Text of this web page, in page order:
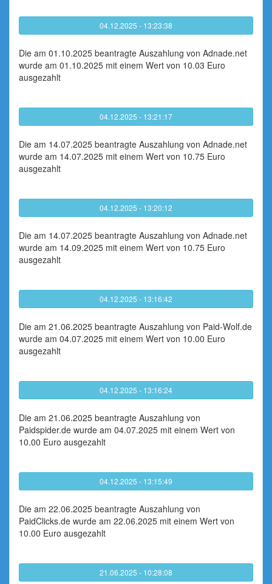
04.12.2025 - 13:23:38
Die am 01.10.2025 beantragte Auszahlung von Adnade.net
wurde am 01.10.2025 mit einem Wert von 10.03 Euro
ausgezahlt
04.12.2025 - 13:21:17
Die am 14.07.2025 beantragte Auszahlung von Adnade.net
wurde am 14.07.2025 mit einem Wert von 10.75 Euro
ausgezahlt
04.12.2025 - 13:20:12
Die am 14.07.2025 beantragte Auszahlung von Adnade.net
wurde am 14.09.2025 mit einem Wert von 10.75 Euro
ausgezahlt
04.12.2025 - 13:16:42
Die am 21.06.2025 beantragte Auszahlung von Paid-Wolf.de
wurde am 04.07.2025 mit einem Wert von 10.00 Euro
ausgezahlt
04.12.2025 - 13:16:24
Die am 21.06.2025 beantragte Auszahlung von
Paidspider.de wurde am 04.07.2025 mit einem Wert von
10.00 Euro ausgezahlt
04.12.2025 - 13:15:49
Die am 22.06.2025 beantragte Auszahlung von
PaidClicks.de wurde am 22.06.2025 mit einem Wert von
10.00 Euro ausgezahlt
21.06.2025 - 10:28:08